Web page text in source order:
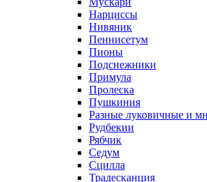
Нарциссы
Нивяник
Пеннисетум
Пионы
Подснежники
Примула
Пролеска
Пушкиния
Разные луковичные и
Рудбекии
Рябчик
Седум
Сцилла
Традесканция